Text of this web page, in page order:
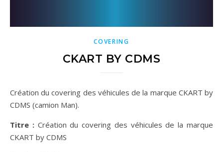
COVERING
CKART BY CDMS
Création du covering des véhicules de la marque CKART by
CDMS (camion Man).
Titre :Création du covering des véhicules de la marque
CKART by CDMS